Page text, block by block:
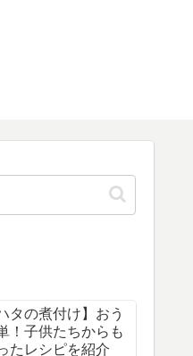
タの煮付け】おう
！子供たちからも
たレシピを紹介